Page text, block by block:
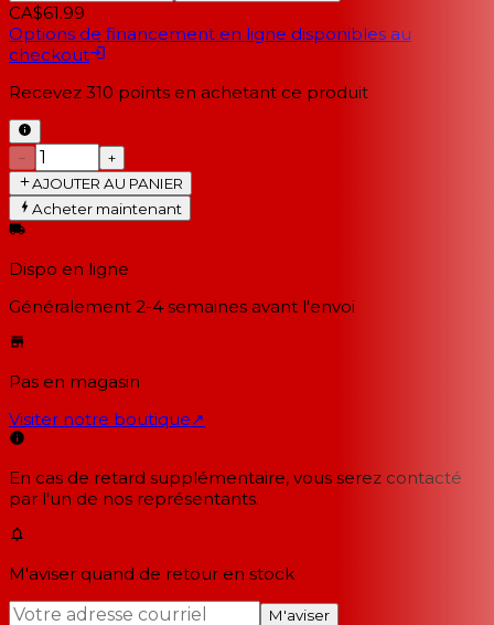
CA$61.99
Options de financement en ligne disponibles au
checkout
Recevez 310 points en achetant ce produit
−
+
AJOUTER AU PANIER
Acheter maintenant
Dispo en ligne
Généralement 2-4 semaines avant l'envoi
Pas en magasin
Visiter notre boutique↗
En cas de retard supplémentaire, vous serez contacté
par l'un de nos représentants.
M'aviser quand de retour en stock
M'aviser